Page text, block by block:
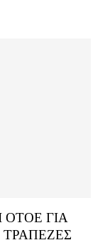
ΟΤΟΕ ΓΙΑ
ΤΡΑΠΕΖΕΣ